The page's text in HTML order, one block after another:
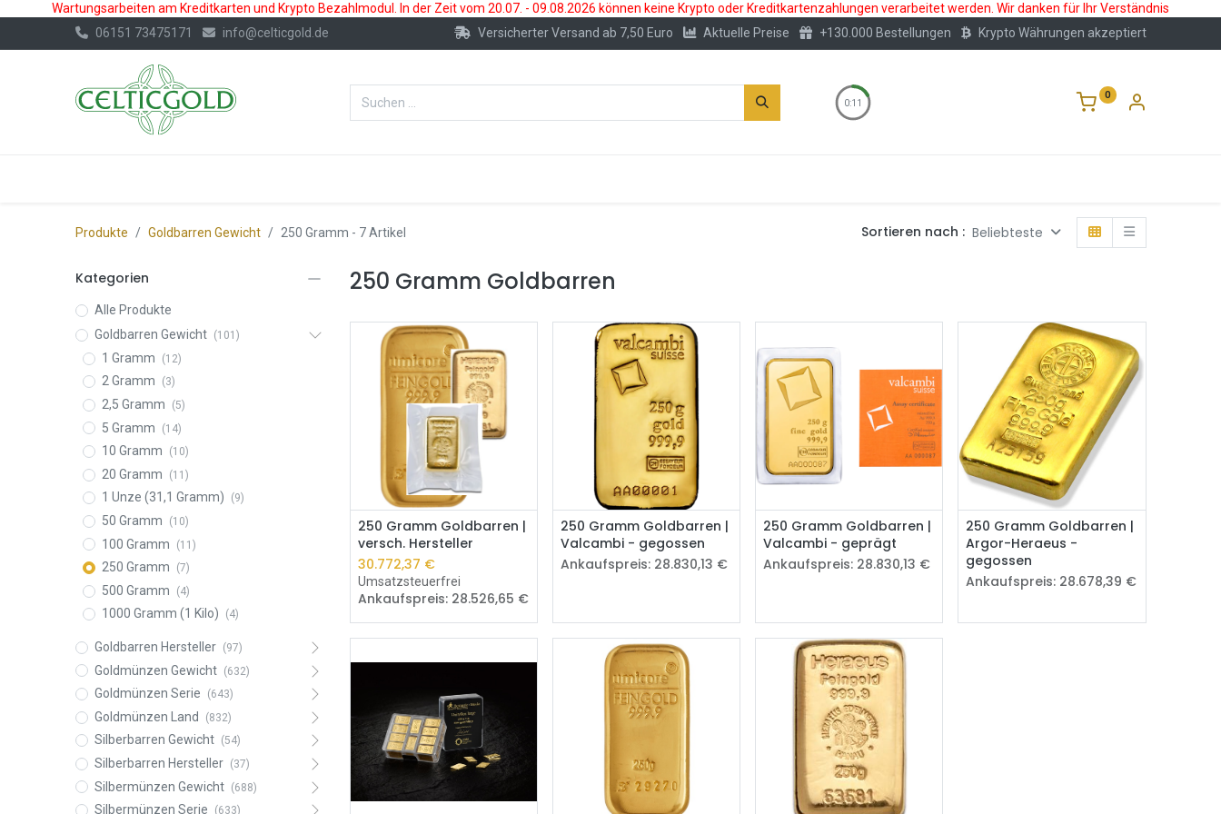
Wartungsarbeiten am Kreditkarten und Krypto Bezahlmodul. In der Zeit vom 20.07. - 09.08.2026 können keine Krypto oder Kreditkartenzahlungen verarbeitet werden. Wir danken für Ihr Verständnis
06151 73475171
info@celticgold.de Versicherter Versand ab 7,50 Euro Aktuelle Preise +130.000 Bestellungen Krypto Währungen akzeptiert
0:10
0
Produkte Goldbarren Gewicht 250 Gramm - 7 Artikel Sortieren nach : Beliebteste
Kategorien
Alle Produkte
Goldbarren Gewicht
(101)
1 Gramm (12)
2 Gramm (3)
2,5 Gramm (5)
5 Gramm (14)
10 Gramm (10)
20 Gramm (11)
1 Unze (31,1 Gramm) (9)
50 Gramm (10)
100 Gramm (11)
250 Gramm (7)
500 Gramm (4)
1000 Gramm (1 Kilo) (4)
Goldbarren Hersteller (97)
Goldmünzen Gewicht (632)
Goldmünzen Serie (643)
Goldmünzen Land (832)
Silberbarren Gewicht (54)
Silberbarren Hersteller (37)
Silbermünzen Gewicht (688)
Silbermünzen Serie (633)
250 Gramm Goldbarren
Kaufen
250 Gramm Goldbarren |
versch. Hersteller
30.772,37 €
Umsatzsteuerfrei
Ankaufspreis: 28.526,65 €
Kaufen
250 Gramm Goldbarren |
Valcambi - gegossen
Ankaufspreis: 28.830,13 €
250 Gramm Goldbarren |
Valcambi - geprägt
Ankaufspreis: 28.830,13 €
Kaufen
250 Gramm Goldbarren |
Argor-Heraeus -
gegossen
Ankaufspreis: 28.678,39 €